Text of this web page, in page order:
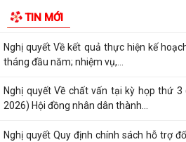
TIN MỚI
2026 (lần 3)
Nghị quyết Về kết quả thực hiện kế
tháng đầu năm; nhiệm vụ,...
Nghị quyết Về chất vấn tại kỳ họp thứ
2026) Hội đồng nhân dân thành...
Nghị quyết Quy định chính sách hỗ trợ